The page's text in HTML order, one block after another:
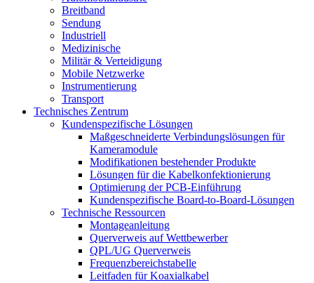
Breitband
Sendung
Industriell
Medizinische
Militär & Verteidigung
Mobile Netzwerke
Instrumentierung
Transport
Technisches Zentrum
Kundenspezifische Lösungen
Maßgeschneiderte Verbindungslösungen für
Kameramodule
Modifikationen bestehender Produkte
Lösungen für die Kabelkonfektionierung
Optimierung der PCB-Einführung
Kundenspezifische Board-to-Board-Lösungen
Technische Ressourcen
Montageanleitung
Querverweis auf Wettbewerber
QPL/UG Querverweis
Frequenzbereichstabelle
Leitfaden für Koaxialkabel